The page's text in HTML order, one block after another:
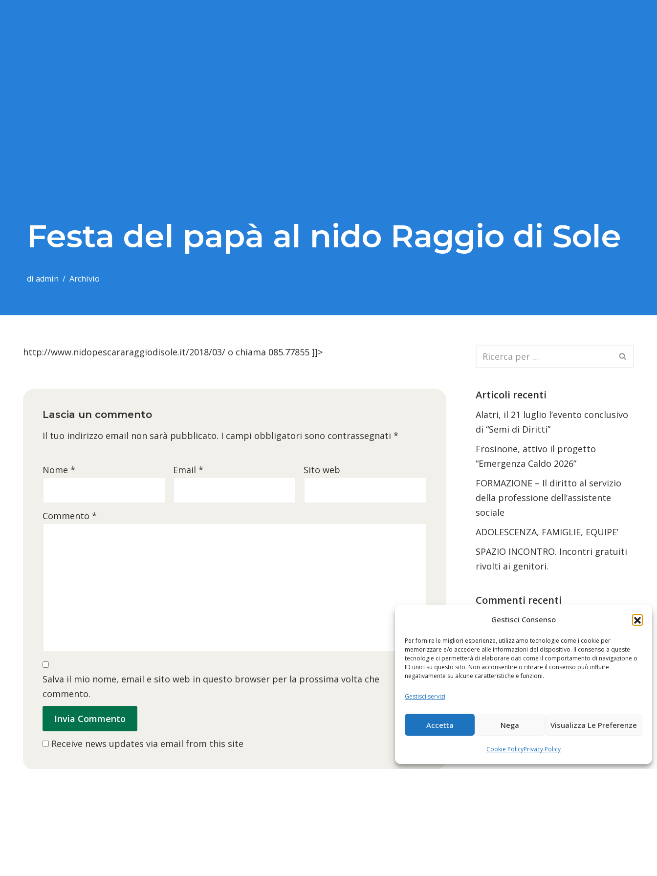
Gestisci Consenso
Per fornire le migliori esperienze, utilizziamo tecnologie come i cookie per
memorizzare e/o accedere alle informazioni del dispositivo. Il consenso a queste
tecnologie ci permetterà di elaborare dati come il comportamento di navigazione o
ID unici su questo sito. Non acconsentire o ritirare il consenso può influire
negativamente su alcune caratteristiche e funzioni.
Gestisci servizi
Accetta Nega Visualizza Le Preferenze
Cookie PolicyPrivacy Policy
Festa del papà al nido Raggio di Sole
di admin Archivio
http://www.nidopescararaggiodisole.it/2018/03/ o chiama 085.77855 ]]>
Lascia un commento
Il tuo indirizzo email non sarà pubblicato. I campi obbligatori sono contrassegnati *
Nome * Email * Sito web
Commento *
Salva il mio nome, email e sito web in questo browser per la prossima volta che
commento.
Receive news updates via email from this site
Articoli recenti
Alatri, il 21 luglio l’evento conclusivo
di “Semi di Diritti”
Frosinone, attivo il progetto
“Emergenza Caldo 2026”
FORMAZIONE – Il diritto al servizio
della professione dell’assistente
sociale
ADOLESCENZA, FAMIGLIE, EQUIPE’
SPAZIO INCONTRO. Incontri gratuiti
rivolti ai genitori.
Commenti recenti